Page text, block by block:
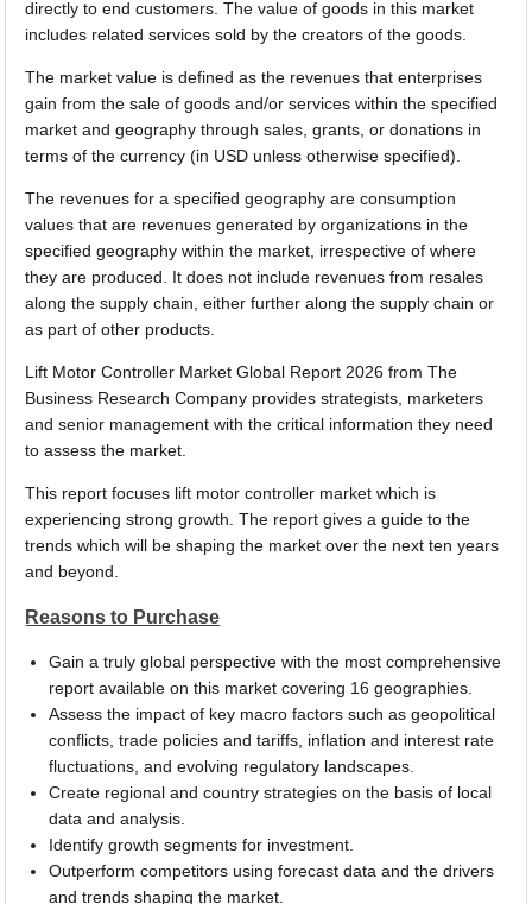
directly to end customers. The value of goods in this market
includes related services sold by the creators of the goods.
The market value is defined as the revenues that enterprises
gain from the sale of goods and/or services within the specified
market and geography through sales, grants, or donations in
terms of the currency (in USD unless otherwise specified).
The revenues for a specified geography are consumption
values that are revenues generated by organizations in the
specified geography within the market, irrespective of where
they are produced. It does not include revenues from resales
along the supply chain, either further along the supply chain or
as part of other products.
Lift Motor Controller Market Global Report 2026 from The
Business Research Company provides strategists, marketers
and senior management with the critical information they need
to assess the market.
This report focuses lift motor controller market which is
experiencing strong growth. The report gives a guide to the
trends which will be shaping the market over the next ten years
and beyond.
Reasons to Purchase
Gain a truly global perspective with the most comprehensive
report available on this market covering 16 geographies.
Assess the impact of key macro factors such as geopolitical
conflicts, trade policies and tariffs, inflation and interest rate
fluctuations, and evolving regulatory landscapes.
Create regional and country strategies on the basis of local
data and analysis.
Identify growth segments for investment.
Outperform competitors using forecast data and the drivers
and trends shaping the market.